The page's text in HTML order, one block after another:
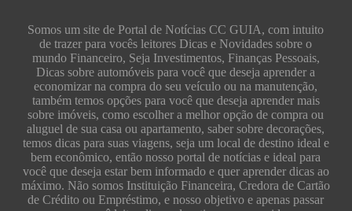
Somos um site de Portal de Notícias CC GUIA, com intuito
de trazer para vocês leitores Dicas e Novidades sobre o
mundo Financeiro, Seja Investimentos, Finanças Pessoais,
Dicas sobre automóveis para você que deseja aprender a
economizar na compra do seu veículo ou na manutenção,
também temos opções para você que deseja aprender mais
sobre imóveis, como escolher a melhor opção de compra ou
aluguel de sua casa ou apartamento, saber sobre decorações,
temos dicas para suas viagens, seja um local de destino ideal e
bem econômico, então nosso portal de notícias e ideal para
você que deseja estar bem informado e quer aprender dicas ao
máximo. Não somos Instituição Financeira, Credora de Cartão
de Crédito ou Empréstimo, e nosso objetivo e apenas passar